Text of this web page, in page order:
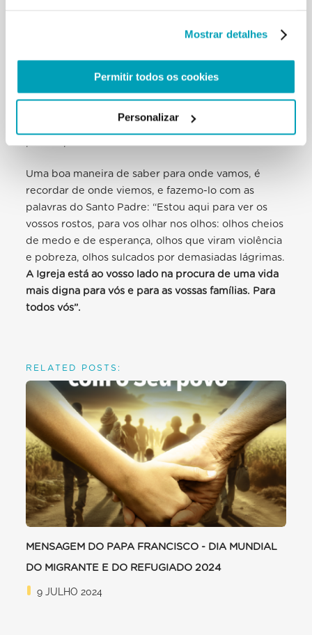
Mostrar detalhes
Permitir todos os cookies
Personalizar
Um marco fundamental do nosso trabalho é a
celebração doDia Mundial do Migrante e do
Refugiado, que tem lugar no último domingo de
meses de trabalho centrados no tema proposto
Uma boa maneira de saber para onde vamos, é
recordar de onde viemos, e fazemo-lo com as
palavras do Santo Padre: “Estouaqui para ver os
vossos rostos, para vos olhar nos olhos: olhos cheios
de medo e de esperança, olhos que viram violência
e pobreza, olhos sulcados por demasiadas lágrimas.
A Igreja está ao vosso lado na procura de uma vida
mais digna para vós e para as vossas famílias. Para
todos vós”.
RELATED POSTS:
MENSAGEM DO PAPA FRANCISCO - DIA MUNDIAL
DO MIGRANTE E DO REFUGIADO 2024
9 JULHO 2024